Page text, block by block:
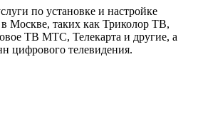
по установке и настройке
Москве, таких как Триколор ТВ,
ТВ МТС, Телекарта и другие, а
цифрового телевидения.